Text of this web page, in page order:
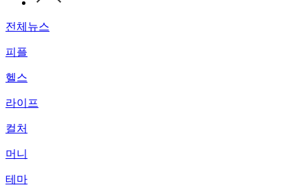
전체뉴스
피플
헬스
라이프
컬처
머니
테마